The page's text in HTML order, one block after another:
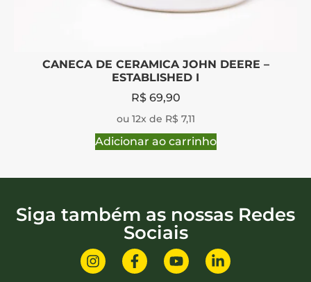
CANECA DE CERAMICA JOHN DEERE –
ESTABLISHED I
R$69,90
ou 12x de R$ 7,11
Adicionar ao carrinho
Siga também as nossas Redes
Sociais